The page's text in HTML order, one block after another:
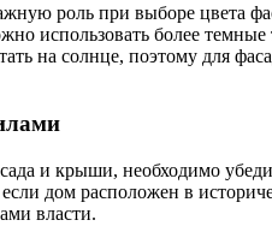
роль при выборе цвета
использовать более
на солнце, поэтому для
и крыши, необходимо
дом расположен в
власти.